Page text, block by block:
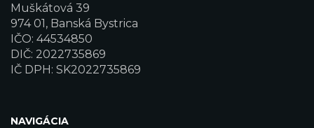
Muškátová 39
974 01, Banská Bystrica
IČO: 44534850
DIČ: 2022735869
IČ DPH: SK2022735869
NAVIGÁCIA